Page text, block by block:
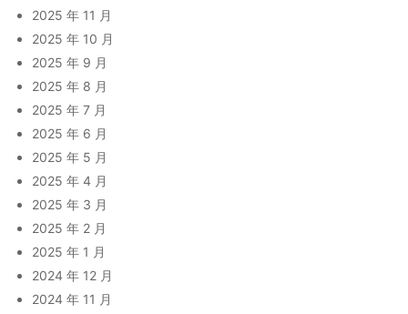
2025 年 11 月
2025 年 10 月
2025 年 9 月
2025 年 8 月
2025 年 7 月
2025 年 6 月
2025 年 5 月
2025 年 4 月
2025 年 3 月
2025 年 2 月
2025 年 1 月
2024 年 12 月
2024 年 11 月